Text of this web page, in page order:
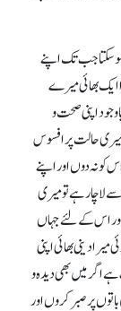
سکتا جب تک اپنے
ایک بھائی میرے
اپنی صحت و
میری حالت پر افسوس
کو نہ دوں اور اپنے
لاچار ہے تو میری
اس کے لئے جہاں
دینی بھائی اپنی
اگر میں بھی دیدہ و
پر صبر کروں اور